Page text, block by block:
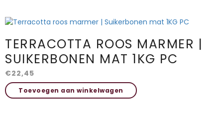
TERRACOTTA ROOS MARMER |
SUIKERBONEN MAT 1KG PC
€22,45
Toevoegen aan winkelwagen